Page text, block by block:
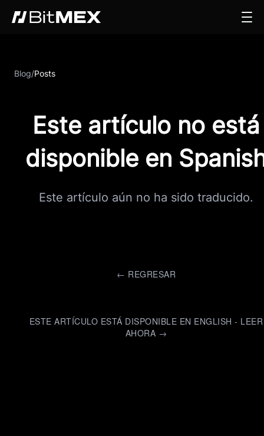
Blog/Posts
Este artículo no está
disponible en
Este artículo aún no ha sido traducido.
← REGRESAR
ESTE ARTÍCULO ESTÁ DISPONIBLE EN ENGLISH - LEER
AHORA →